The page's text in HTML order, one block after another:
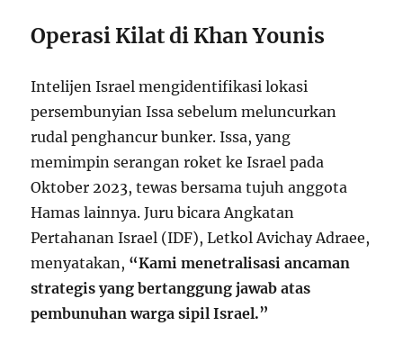
Operasi Kilat di Khan Younis
Intelijen Israel mengidentifikasi lokasi
persembunyian Issa sebelum meluncurkan
rudal penghancur bunker. Issa, yang
memimpin serangan roket ke Israel pada
Oktober 2023, tewas bersama tujuh anggota
Hamas lainnya. Juru bicara Angkatan
Pertahanan Israel (IDF), Letkol Avichay Adraee,
menyatakan, “Kami menetralisasi ancaman
strategis yang bertanggung jawab atas
pembunuhan warga sipil Israel.”